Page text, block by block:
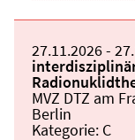
Beginn:
27.11.2026-
MVZ DTZ am
Berlin
Kategorie: C